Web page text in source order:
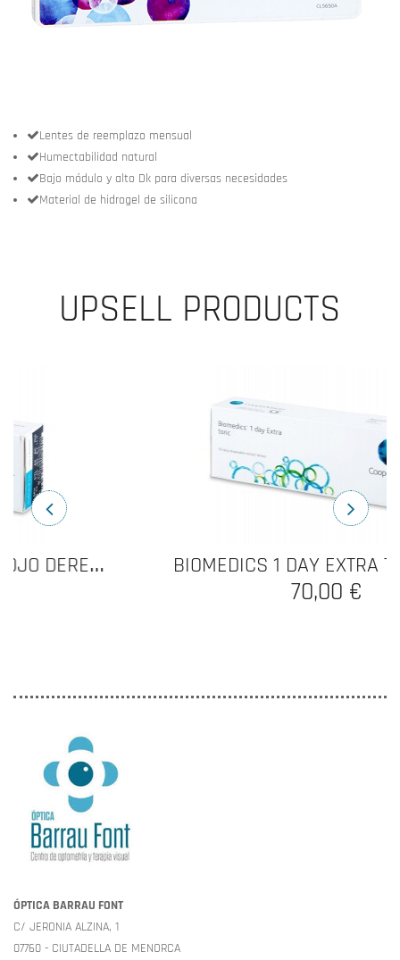
Lentes de reemplazo mensual
Humectabilidad natural
Bajo módulo y alto Dk para diversas necesidades
Material de hidrogel de silicona
UPSELL PRODUCTS
BIOMEDICS 1 DAY EXTRA TORIC 30LC
ÓPTICA BARRAU FONT
C/ JERONIA ALZINA, 1
07760 - CIUTADELLA DE MENORCA